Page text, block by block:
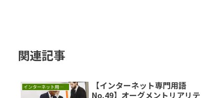
関連記事
インターネット用語集
【インターネット専門用語
No.49】オーグメントリアリテ